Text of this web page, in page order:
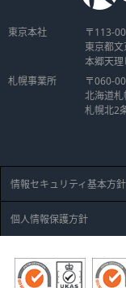
東京本社
〒113-
東京都
本郷天
札幌事業所
〒060-
北海道
札幌北2
情報セキュリティ基本方針
個人情報保護方針